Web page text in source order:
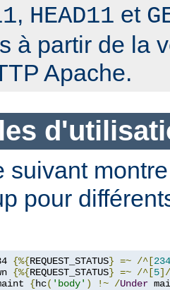
, HEAD11 et
à partir de la
Apache.
suivant
pour
{%{REQUEST_STATUS} =~ /^[234
{%{REQUEST_STATUS} =~ /^[5
{hc( 'body' ) !~ /Under